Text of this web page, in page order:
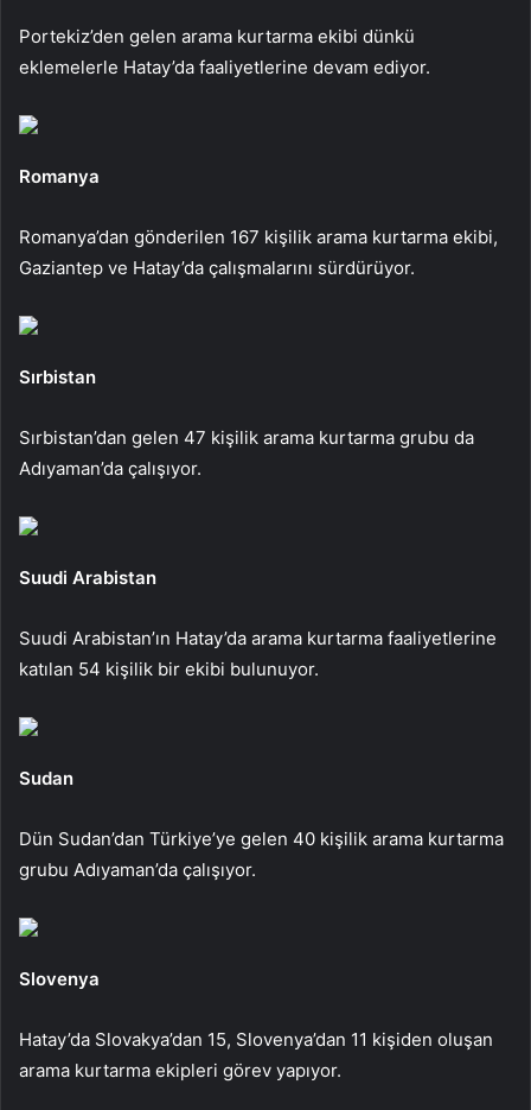
Portekiz’den gelen arama kurtarma ekibi dünkü
eklemelerle Hatay’da faaliyetlerine devam ediyor.
Romanya
Romanya’dan gönderilen 167 kişilik arama kurtarma ekibi,
Gaziantep ve Hatay’da çalışmalarını sürdürüyor.
Sırbistan
Sırbistan’dan gelen 47 kişilik arama kurtarma grubu da
Adıyaman’da çalışıyor.
Suudi Arabistan
Suudi Arabistan’ın Hatay’da arama kurtarma faaliyetlerine
katılan 54 kişilik bir ekibi bulunuyor.
Sudan
Dün Sudan’dan Türkiye’ye gelen 40 kişilik arama kurtarma
grubu Adıyaman’da çalışıyor.
Slovenya
Hatay’da Slovakya’dan 15, Slovenya’dan 11 kişiden oluşan
arama kurtarma ekipleri görev yapıyor.